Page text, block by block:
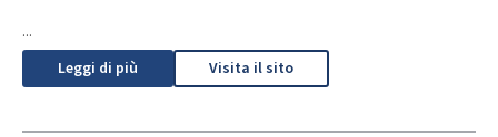
...
Leggi di più Visita il sito